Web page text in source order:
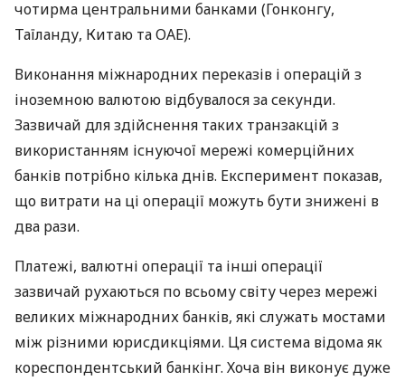
чотирма центральними банками (Гонконгу,
Таїланду, Китаю таОАЕ).
Виконання міжнародних переказів і операцій з
іноземною валютою відбувалося за секунди.
Зазвичай для здійснення таких транзакцій з
використанням існуючої мережі комерційних
банків потрібно кілька днів. Експеримент показав,
що витрати на ці операції можуть бути знижені в
два рази.
Платежі, валютні операції та інші операції
зазвичай рухаються по всьому світу через мережі
великих міжнародних банків, які служать мостами
між різними юрисдикціями. Ця система відома як
кореспондентський банкінг. Хоча він виконує дуже